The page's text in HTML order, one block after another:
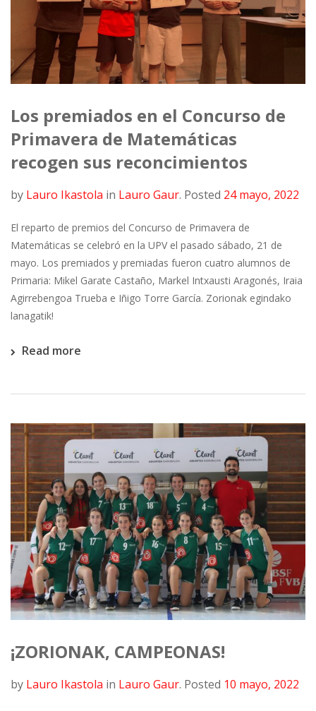
Los premiados en el Concurso de
Primavera de Matemáticas
recogen sus reconcimientos
by Lauro Ikastola in Lauro Gaur. Posted 24 mayo, 2022
El reparto de premios del Concurso de Primavera de
Matemáticas se celebró en la UPV el pasado sábado, 21 de
mayo. Los premiados y premiadas fueron cuatro alumnos de
Primaria: Mikel Garate Castaño, Markel Intxausti Aragonés, Iraia
Agirrebengoa Trueba e Iñigo Torre García. Zorionak egindako
lanagatik!
Read more
¡ZORIONAK, CAMPEONAS!
by Lauro Ikastola in Lauro Gaur. Posted 10 mayo, 2022